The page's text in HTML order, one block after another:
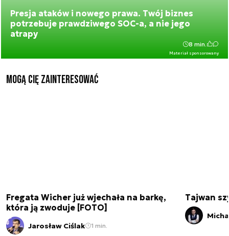
Presja ataków i nowego prawa. Twój biznes
potrzebuje prawdziwego SOC-a, a nie jego
atrapy
Materiał sponsorowany
8 min.
Mogą Cię zainteresować
Fregata Wicher już wjechała na barkę,
która ją zwoduje [FOTO]
Jarosław Ciślak 1 min.
Tajwan